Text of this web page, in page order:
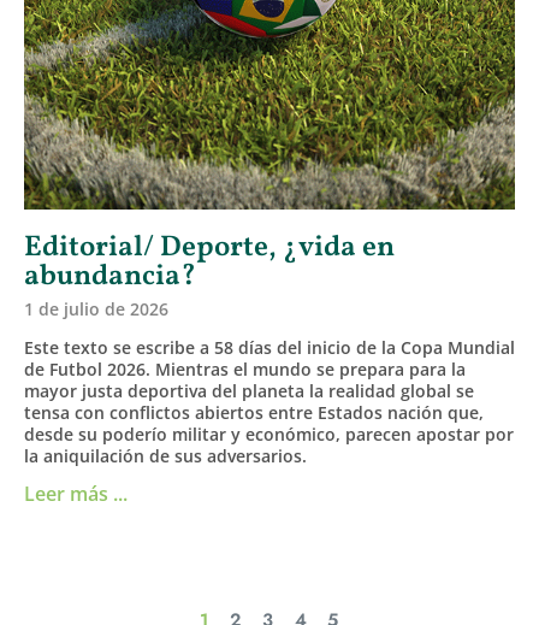
Editorial/ Deporte, ¿vida en
abundancia?
1 de julio de 2026
Este texto se escribe a 58 días del inicio de la Copa Mundial
de Futbol 2026. Mientras el mundo se prepara para la
mayor justa deportiva del planeta la realidad global se
tensa con conflictos abiertos entre Estados nación que,
desde su poderío militar y económico, parecen apostar por
la aniquilación de sus adversarios.
Leer más ...